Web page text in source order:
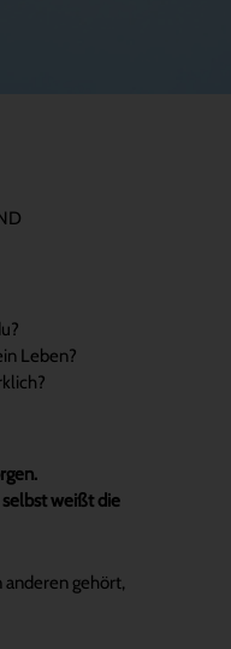
Leben?
weißt die
anderen gehört,